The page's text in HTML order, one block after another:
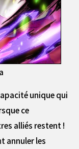
unique qui
ce
alliés restent !
annuler les